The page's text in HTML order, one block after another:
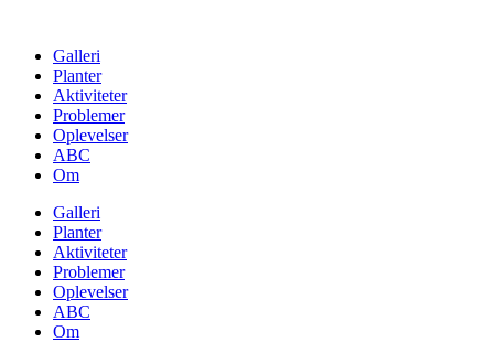
contentGalleri
Planter
Aktiviteter
Problemer
Oplevelser
ABC
Om
Galleri
Planter
Aktiviteter
Problemer
Oplevelser
ABC
Om